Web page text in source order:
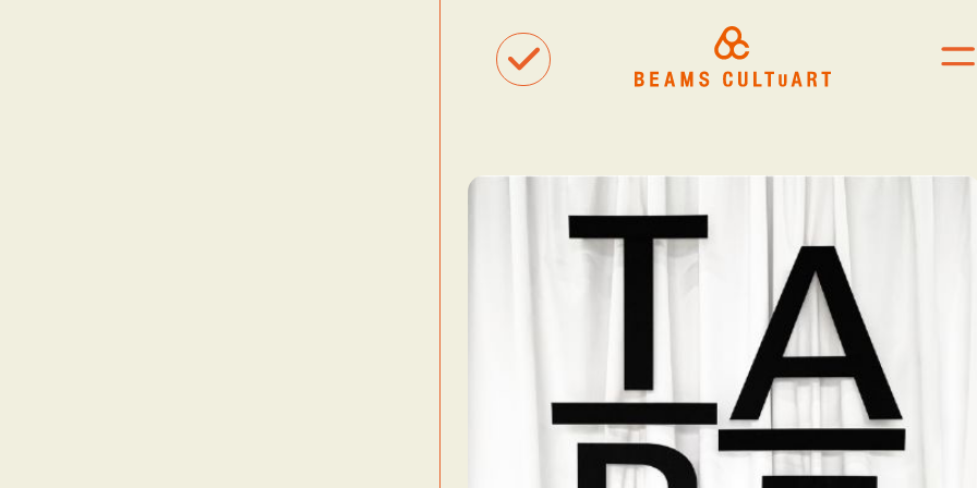
聴
#BEAMS CULTUART
#BEAMS MANGART
#BEAMS RECORDS
#BEAMS T
#bPrビームス
#Bギャラリー
#TOKYO CULTUART by BEAMS
#Tシャツ